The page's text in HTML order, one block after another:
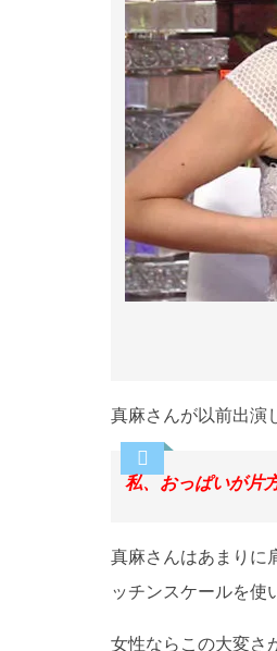
真麻さんが以前出演
私、おっぱいが片
真麻さんはあまりに
ッチンスケールを使
女性ならこの大変さ